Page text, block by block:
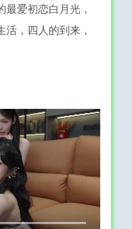
爱初恋白月光，
，四人的到来，